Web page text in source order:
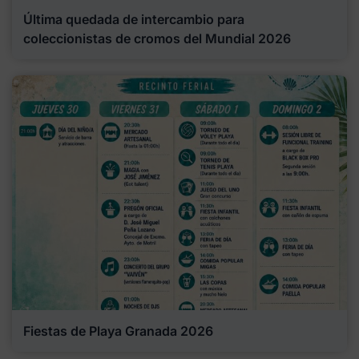
Última quedada de intercambio para
coleccionistas de cromos del Mundial 2026
Fiestas de Playa Granada 2026